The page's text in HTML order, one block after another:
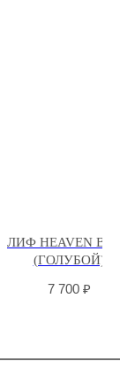
ЛИФ HEAVEN
(ГОЛУБОЙ)
7 700 ₽